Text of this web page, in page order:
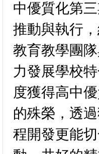
中優質化第
推動與執行
教育教學團
力發展學校
度獲得高中
的殊榮，透
程開發更能